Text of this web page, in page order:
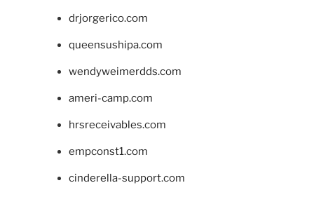
drjorgerico.com
queensushipa.com
wendyweimerdds.com
ameri-camp.com
hrsreceivables.com
empconst1.com
cinderella-support.com